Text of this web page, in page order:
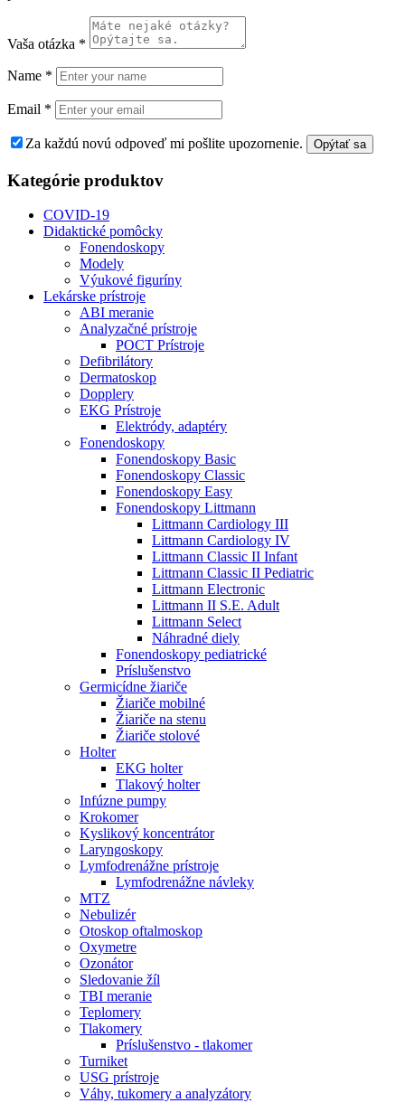
Vaša otázka *
Name *
Email *
Za každú novú odpoveď mi pošlite upozornenie.
Kategórie produktov
COVID-19
Didaktické pomôcky
Fonendoskopy
Modely
Výukové figuríny
Lekárske prístroje
ABI meranie
Analyzačné prístroje
POCT Prístroje
Defibrilátory
Dermatoskop
Dopplery
EKG Prístroje
Elektródy, adaptéry
Fonendoskopy
Fonendoskopy Basic
Fonendoskopy Classic
Fonendoskopy Easy
Fonendoskopy Littmann
Littmann Cardiology III
Littmann Cardiology IV
Littmann Classic II Infant
Littmann Classic II Pediatric
Littmann Electronic
Littmann II S.E. Adult
Littmann Select
Náhradné diely
Fonendoskopy pediatrické
Príslušenstvo
Germicídne žiariče
Žiariče mobilné
Žiariče na stenu
Žiariče stolové
Holter
EKG holter
Tlakový holter
Infúzne pumpy
Krokomer
Kyslikový koncentrátor
Laryngoskopy
Lymfodrenážne prístroje
Lymfodrenážne návleky
MTZ
Nebulizér
Otoskop oftalmoskop
Oxymetre
Ozonátor
Sledovanie žíl
TBI meranie
Teplomery
Tlakomery
Príslušenstvo - tlakomer
Turniket
USG prístroje
Váhy, tukomery a analyzátory